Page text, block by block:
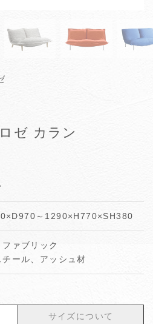
ゼ カラン
～1290×H770×SH380
ァブリック
ール、アッシュ材
サイズについて